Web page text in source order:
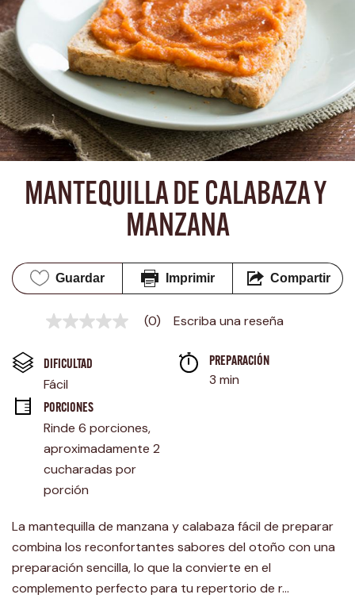
MANTEQUILLA DE CALABAZA Y
MANZANA
Guardar Imprimir Compartir
Sin
en
la
misma
página.
(0) Escriba una reseña
DIFICULTAD
Fácil
PREPARACIÓN
3 min
PORCIONES
Rinde 6 porciones,
aproximadamente 2
cucharadas por
porción
La mantequilla de manzana y calabaza fácil de preparar
combina los reconfortantes sabores del otoño con una
preparación sencilla, lo que la convierte en el
complemento perfecto para tu repertorio de r…